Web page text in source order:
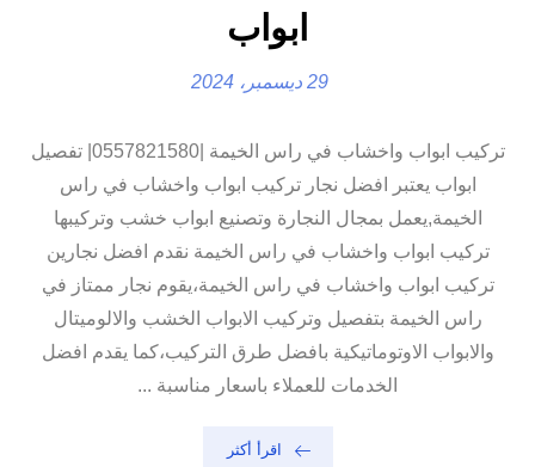
ابواب
29 ديسمبر، 2024
تركيب ابواب واخشاب في راس الخيمة |0557821580| تفصيل
ابواب يعتبر افضل نجار تركيب ابواب واخشاب في راس
الخيمة,يعمل بمجال النجارة وتصنيع ابواب خشب وتركيبها
تركيب ابواب واخشاب في راس الخيمة نقدم افضل نجارين
تركيب ابواب واخشاب في راس الخيمة،يقوم نجار ممتاز في
راس الخيمة بتفصيل وتركيب الابواب الخشب والالوميتال
والابواب الاوتوماتيكية بافضل طرق التركيب،كما يقدم افضل
الخدمات للعملاء باسعار مناسبة ...
اقرأ أكثر